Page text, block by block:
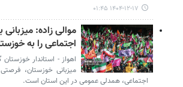
۱۴۰۴-۱۲-۱۷ ۰۱:۴۵
موالی زاده:
اجتماعی را به
اهواز - استاندار
میزبانی خوزستان،
اجتماعی، همدلی عمومی در این استان است.